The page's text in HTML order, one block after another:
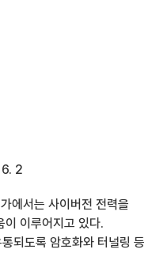
2
에서는 사이버전 전력을
이 이루어지고 있다.
되도록 암호화와 터널링 등